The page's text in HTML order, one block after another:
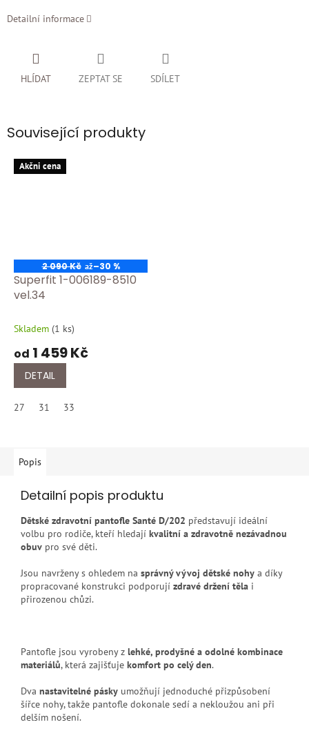
Detailní informace
ZEPTAT SE
HLÍDAT SDÍLET
Související produkty
Akčni cena
2 090 Kč až–30 %
Superfit 1-006189-8510
vel.34
Skladem (1 ks)
od 1 459 Kč
DETAIL
27 31 33
Popis
Detailní popis produktu
Dětské zdravotní pantofle Santé D/202 představují ideální
volbu pro rodiče, kteří hledají kvalitní a zdravotně nezávadnou
obuv pro své děti.
Jsou navrženy s ohledem na správný vývoj dětské nohy a díky
propracované konstrukci podporují zdravé držení těla i
přirozenou chůzi.
Pantofle jsou vyrobeny z lehké, prodyšné a odolné kombinace
materiálů, která zajišťuje komfort po celý den.
Dva nastavitelné pásky umožňují jednoduché přizpůsobení
šířce nohy, takže pantofle dokonale sedí a nekloužou ani při
delším nošení.